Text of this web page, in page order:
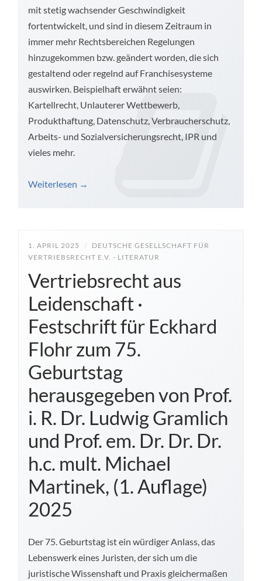
mit stetig wachsender Geschwindigkeit
fortentwickelt, und sind in diesem Zeitraum in
immer mehr Rechtsbereichen Regelungen
hinzugekommen bzw. geändert worden, die sich
gestaltend oder regelnd auf Franchisesysteme
auswirken. Beispielhaft erwähnt seien:
Kartellrecht, Unlauterer Wettbewerb,
Produkthaftung, Datenschutz, Verbraucherschutz,
Arbeits- und Sozialversicherungsrecht, IPR und
vieles mehr.
Weiterlesen →
1. APRIL 2025 /
DEUTSCHE GESELLSCHAFT FÜR
VERTRIEBSRECHT E.V. - LITERATUR
Vertriebsrecht aus
Leidenschaft ·
Festschrift für Eckhard
Flohr zum 75.
Geburtstag
herausgegeben von Prof.
i. R. Dr. Ludwig Gramlich
und Prof. em. Dr. Dr. Dr.
h.c. mult. Michael
Martinek, (1. Auflage)
2025
Der 75. Geburtstag ist ein würdiger Anlass, das
Lebenswerk eines Juristen, der sich um die
juristische Wissenshaft und Praxis gleichermaßen